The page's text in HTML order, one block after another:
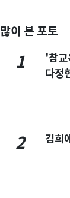
많이 본 포토
1
'참
다정
2 김희